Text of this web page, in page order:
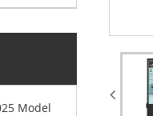
Model